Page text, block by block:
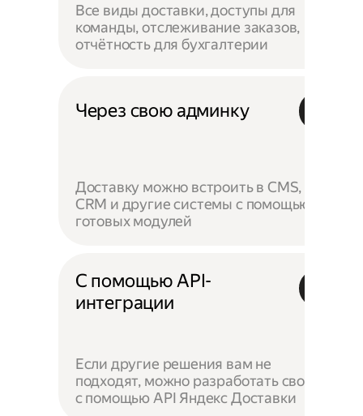
Все виды доставки, доступы для
команды, отслеживание заказов,
отчётность для бухгалтерии
Через свою админку
Доставку можно встроить в CMS,
CRM и другие системы с помощью
готовых модулей
С помощью API-
интеграции
Если другие решения вам не
подходят, можно разработать своё —
с помощью API Яндекс Доставки